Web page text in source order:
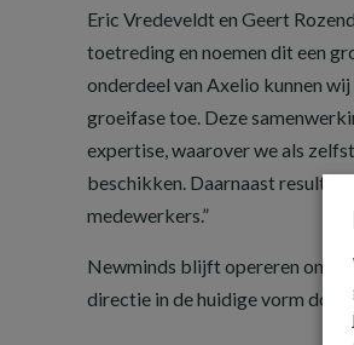
Eric Vredeveldt en Geert
toetreding en noemen dit een
onderdeel van Axelio kunnen
groeifase toe. Deze
expertise, waarover we als
beschikken. Daarnaast
medewerkers.”
Newminds blijft opereren onder
directie in de huidige vorm